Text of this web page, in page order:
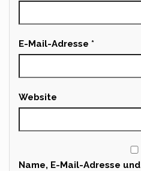
E-Mail-Adresse *
Website
Name, E-Mail-Adresse